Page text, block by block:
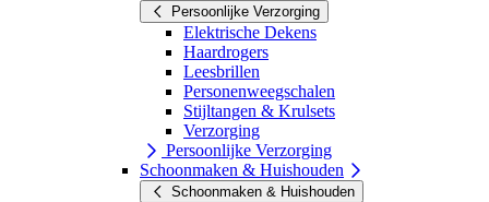
Persoonlijke Verzorging
Elektrische Dekens
Haardrogers
Leesbrillen
Personenweegschalen
Stijltangen & Krulsets
Verzorging
Persoonlijke Verzorging
Schoonmaken & Huishouden
Schoonmaken & Huishouden